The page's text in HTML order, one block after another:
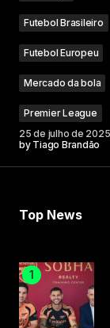
Futebol Brasileiro
Futebol Europeu
Mercado da bola
Premier League
25 de julho de 2025
by Tiago Brandão
Top News